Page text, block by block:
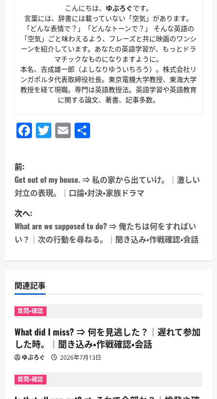
こんにちは、 ゆぶろぐです。
言葉には、辞書には載っていない「空気」があります。
「どんな表情で？」「どんなトーンで？」 そんな英語の
「空気」ごと味わえるよう、フレーズと共に映画のワンシ
ーンを紹介しています。あなたの英語学習が、もっとドラ
マチックなものになりますように。
本名、吉成雄一郎（よしなりゆういちろう）。株式会社リ
ンガポルタ代表取締役社長。東京電機大学教授、東海大学
教授を経て現職。専門は英語教授法。英語学習や英語教育
に関する論文、著書、記事多数。
Facebook
Twitter
Email
投
稿
ナ
ビ
ゲ
ー
シ
ョ
ン
前:
Get out of my house. ⇒ 私の家から出ていけ。｜激しい
対立の表現。｜口論・対決・家族ドラマ
次へ:
What are we supposed to do? ⇒ 俺たちは何をすればい
い？｜次の行動を尋ねる。｜聞き込み・作戦確認・会話
関連記事
質問・確認
What did I miss? ⇒ 何を見逃した？｜遅れて参加
した時。｜聞き込み・作戦確認・会話
ゆぶろぐ 2026年7月13日
質問・確認